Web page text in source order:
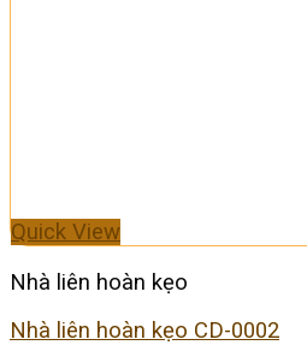
Quick View
Nhà liên hoàn kẹo
Nhà liên hoàn kẹo CD-0002